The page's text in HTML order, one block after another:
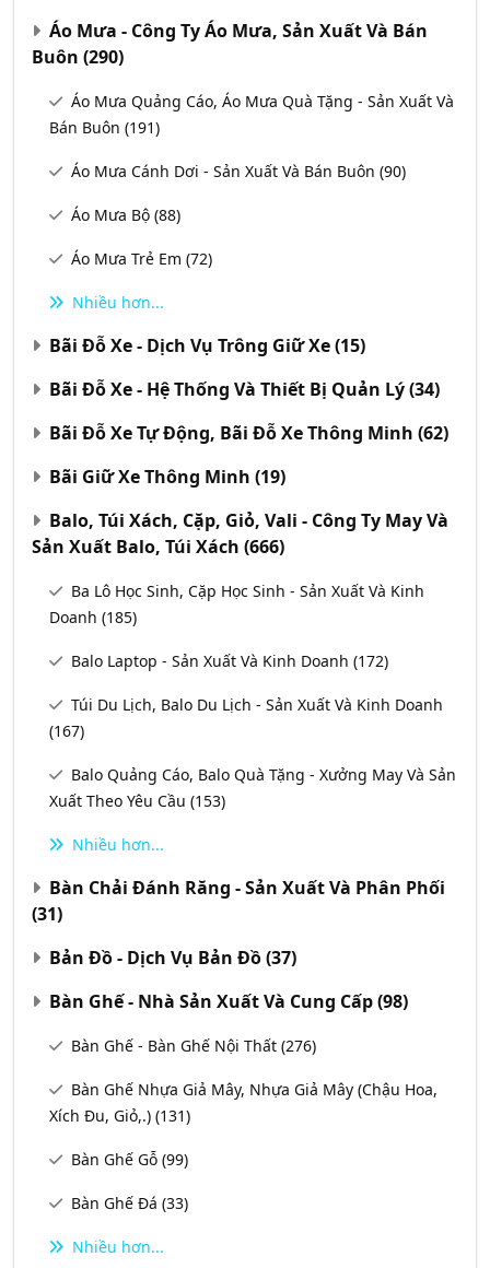
Áo Mưa - Công Ty Áo Mưa, Sản Xuất Và Bán
Buôn (290)
Áo Mưa Quảng Cáo, Áo Mưa Quà Tặng - Sản Xuất Và
Bán Buôn (191)
Áo Mưa Cánh Dơi - Sản Xuất Và Bán Buôn (90)
Áo Mưa Bộ (88)
Áo Mưa Trẻ Em (72)
Nhiều hơn...
Bãi Đỗ Xe - Dịch Vụ Trông Giữ Xe(15)
Bãi Đỗ Xe - Hệ Thống Và Thiết Bị Quản Lý(34)
Bãi Đỗ Xe Tự Động, Bãi Đỗ Xe Thông Minh (62)
Bãi Giữ Xe Thông Minh (19)
Balo, Túi Xách, Cặp, Giỏ, Vali - Công Ty May Và
Sản Xuất Balo, Túi Xách (666)
Ba Lô Học Sinh, Cặp Học Sinh - Sản Xuất Và Kinh
Doanh (185)
Balo Laptop - Sản Xuất Và Kinh Doanh (172)
Túi Du Lịch, Balo Du Lịch - Sản Xuất Và Kinh Doanh
(167)
Balo Quảng Cáo, Balo Quà Tặng - Xưởng May Và Sản
Xuất Theo Yêu Cầu (153)
Nhiều hơn...
Bàn Chải Đánh Răng - Sản Xuất Và Phân Phối
(31)
Bản Đồ - Dịch Vụ Bản Đồ(37)
Bàn Ghế - Nhà Sản Xuất Và Cung Cấp(98)
Bàn Ghế - Bàn Ghế Nội Thất (276)
Bàn Ghế Nhựa Giả Mây, Nhựa Giả Mây (chậu Hoa,
Xích Đu, Giỏ,.) (131)
Bàn Ghế Gỗ (99)
Bàn Ghế Đá (33)
Nhiều hơn...